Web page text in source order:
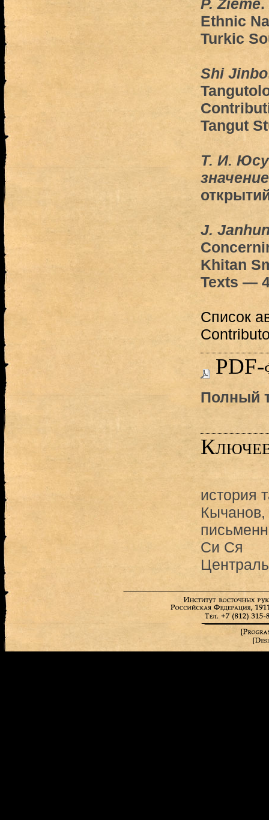
P. Zieme.
Ethnic
Turkic
Shi Jinbo
Tangut
Т. И.
J.
Khitan
Texts —
Список
PDF-
Полный
история
Кычанов,
Си Ся